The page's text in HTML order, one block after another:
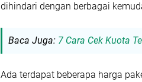
dihindari dengan berbagai
Baca Juga: 7 Cara Cek Kuota
Ada terdapat beberapa harga